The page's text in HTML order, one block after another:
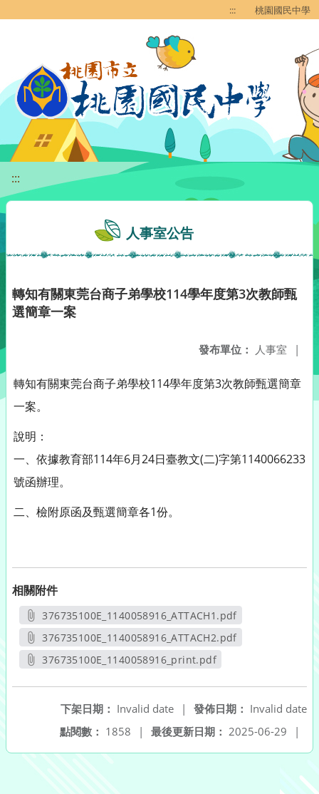
::: 桃園國民中學
:::
人事室公告
轉知有關東莞台商子弟學校114學年度第3次教師甄
選簡章一案
發布單位： 人事室 |
轉知有關東莞台商子弟學校114學年度第3次教師甄選簡章
一案。
說明：
一、依據教育部114年6月24日臺教文(二)字第1140066233
號函辦理。
二、檢附原函及甄選簡章各1份。
相關附件
376735100E_1140058916_ATTACH1.pdf
另開新視窗
376735100E_1140058916_ATTACH2.pdf
另開新視窗
376735100E_1140058916_print.pdf
發佈日期： Invalid date
下架日期： Invalid date
|
最後更新日期： 2025-06-29 |
點閱數： 1858 |